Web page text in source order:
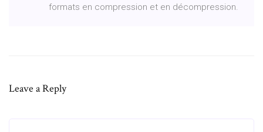
formats en compression et en décompression.
Leave a Reply